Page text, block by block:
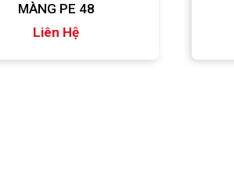
MÀNG PE 48
Liên Hệ